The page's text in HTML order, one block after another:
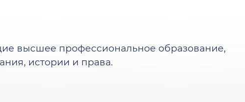
высшее профессиональное образование,
истории и права.